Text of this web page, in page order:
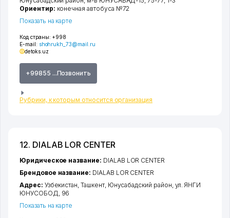
Код страны: +998
E-mail: shohrukh_73@mail.ru
detoks.uz
+99855 ...Позвонить
Рубрики, к которым относится организация
Ориентир: конечная автобуса №72
Показать на карте
12. DIALAB LOR CENTER
Юридическое название: DIALAB LOR CENTER
Брендовое название: DIALAB LOR CENTER
Адрес: Узбекистан,Ташкент, Юнусабадский район, ул. ЯНГИ
ЮНУСОБОД, 96
Показать на карте